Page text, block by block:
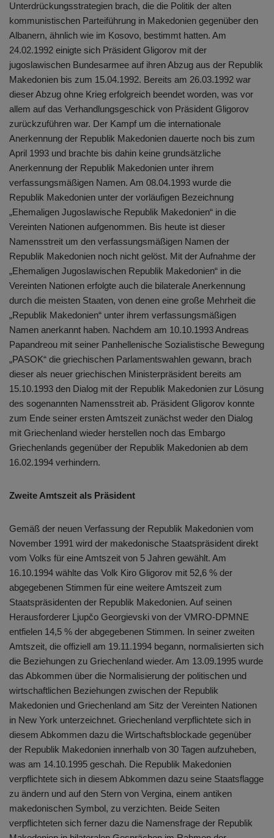
Unterdrückungsstrategien brach, die die Politik der alten
kommunistischen Parteiführung in Makedonien gegenüber den
Albanern, ähnlich wie im Kosovo, bestimmt hatten. Am
24.02.1992 einigte sich Präsident Gligorov mit der
jugoslawischen Bundesarmee auf ihren Abzug aus der Republik
Makedonien bis zum 15.04.1992. Bereits am 26.03.1992 war
dieser Abzug ohne Krieg erfolgreich beendet worden, was vor
allem auf das Verhandlungsgeschick von Präsident Gligorov
zurückzuführen war. Der Kampf um die internationale
Anerkennung der Republik Makedonien dauerte noch bis zum
April 1993 und brachte bis dahin keine grundsätzliche
Anerkennung der Republik Makedonien unter ihrem
verfassungsmäßigen Namen. Am 08.04.1993 wurde die
Republik Makedonien unter der vorläufigen Bezeichnung
„Ehemaligen Jugoslawische Republik Makedonien“ in die
Vereinten Nationen aufgenommen. Bis heute ist dieser
Namensstreit um den verfassungsmäßigen Namen der
Republik Makedonien noch nicht gelöst. Mit der Aufnahme der
„Ehemaligen Jugoslawischen Republik Makedonien“ in die
Vereinten Nationen erfolgte auch die bilaterale Anerkennung
durch die meisten Staaten, von denen eine große Mehrheit die
„Republik Makedonien“ unter ihrem verfassungsmäßigen
Namen anerkannt haben. Nachdem am 10.10.1993 Andreas
Papandreou mit seiner Panhellenische Sozialistische Bewegung
„PASOK“ die griechischen Parlamentswahlen gewann, brach
dieser als neuer griechischen Ministerpräsident bereits am
15.10.1993 den Dialog mit der Republik Makedonien zur Lösung
des sogenannten Namensstreit ab. Präsident Gligorov konnte
zum Ende seiner ersten Amtszeit zunächst weder den Dialog
mit Griechenland wieder herstellen noch das Embargo
Griechenlands gegenüber der Republik Makedonien ab dem
16.02.1994 verhindern.
Zweite Amtszeit als Präsident
Gemäß der neuen Verfassung der Republik Makedonien vom
November 1991 wird der makedonische Staatspräsident direkt
vom Volks für eine Amtszeit von 5 Jahren gewählt. Am
16.10.1994 wählte das Volk Kiro Gligorov mit 52,6 % der
abgegebenen Stimmen für eine weitere Amtszeit zum
Staatspräsidenten der Republik Makedonien. Auf seinen
Herausforderer Ljupčo Georgievski von der VMRO-DPMNE
entfielen 14,5 % der abgegebenen Stimmen. In seiner zweiten
Amtszeit, die offiziell am 19.11.1994 begann, normalisierten sich
die Beziehungen zu Griechenland wieder. Am 13.09.1995 wurde
das Abkommen über die Normalisierung der politischen und
wirtschaftlichen Beziehungen zwischen der Republik
Makedonien und Griechenland am Sitz der Vereinten Nationen
in New York unterzeichnet. Griechenland verpflichtete sich in
diesem Abkommen dazu die Wirtschaftsblockade gegenüber
der Republik Makedonien innerhalb von 30 Tagen aufzuheben,
was am 14.10.1995 geschah. Die Republik Makedonien
verpflichtete sich in diesem Abkommen dazu seine Staatsflagge
zu ändern und auf den Stern von Vergina, einem antiken
makedonischen Symbol, zu verzichten. Beide Seiten
verpflichteten sich ferner dazu die Namensfrage der Republik